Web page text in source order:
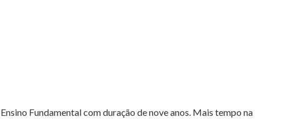
Fundamental com duração de nove anos. Mais tempo na